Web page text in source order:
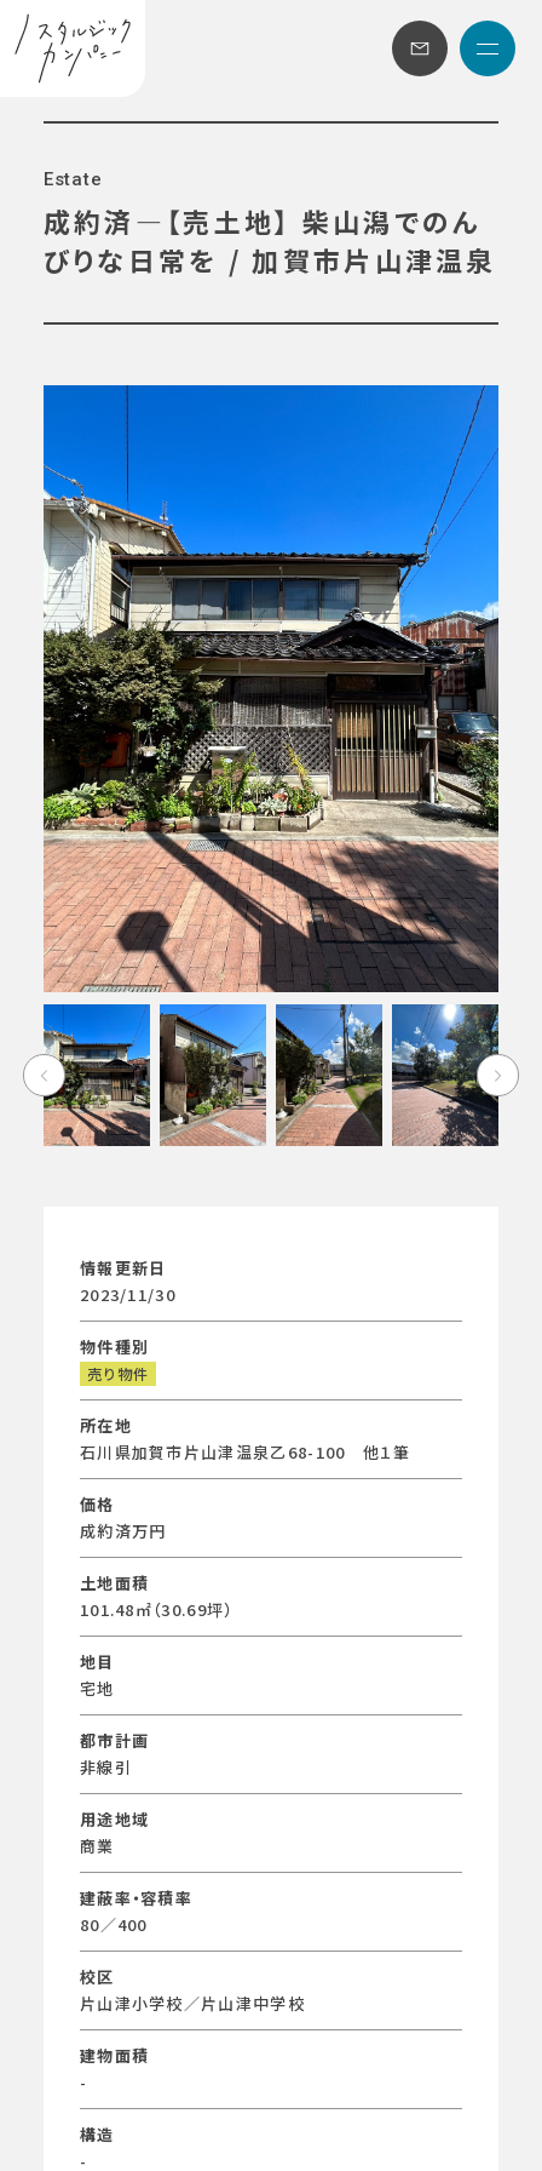
メニ
Estate
成約済―【売土地】 柴山潟でのん
びりな日常を / 加賀市片山津温泉
情報更新日
2023/11/30
物件種別
売り物件
所在地
石川県加賀市片山津温泉乙68-100 他１筆
価格
成約済万円
土地面積
101.48㎡（30.69坪）
地目
宅地
都市計画
非線引
用途地域
商業
建蔽率・容積率
80／400
校区
片山津小学校／片山津中学校
建物面積
-
構造
-